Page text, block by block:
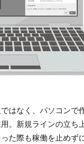
はなく、パソコン
。新規ラインの立
た際も稼働を止め